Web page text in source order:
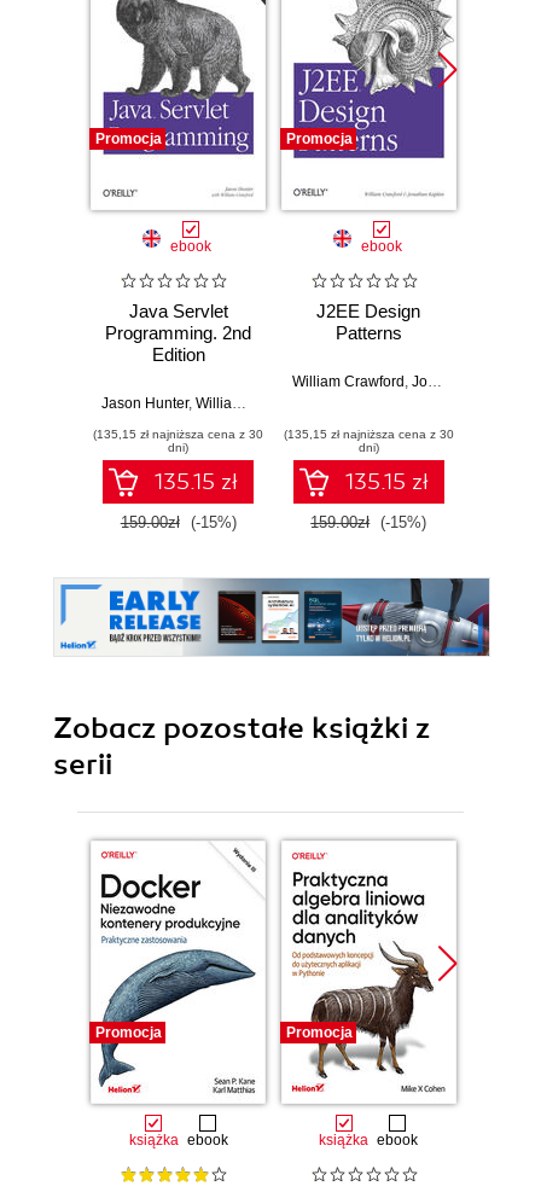
Promocja
ebook
Java Servlet
Programming. 2nd
Edition
Jason Hunter, William Crawford
(135,15 zł najniższa cena z 30
dni)
135.15 zł
159.00zł (-15%)
Promocja
ebook
J2EE Design
Patterns
William Crawford Jonathan Kaplan
(135,15 zł najniższa cena z 30
dni)
135.15 zł
159.00zł (-15%)
Zobacz pozostałe książki z
serii
Promocja
książka ebook
Promocja
książka ebook